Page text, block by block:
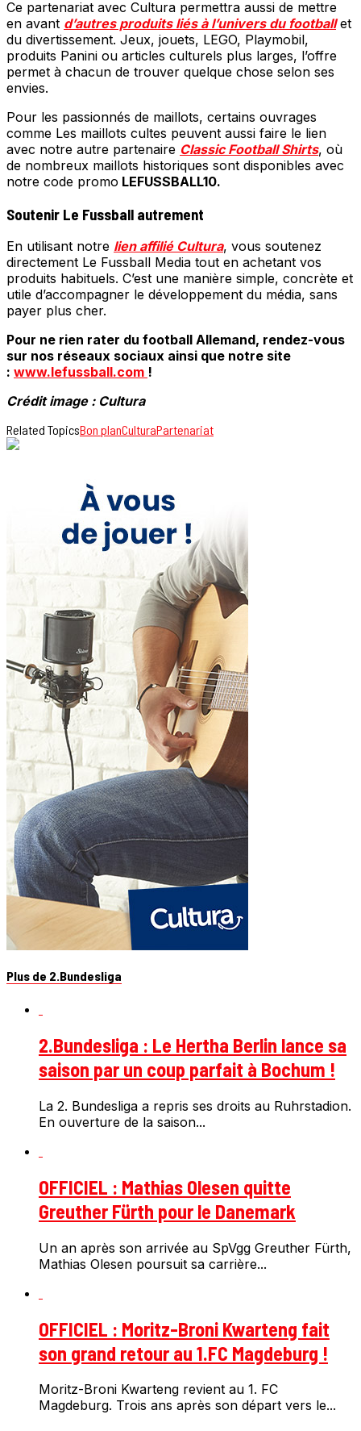
Ce partenariat avec Cultura permettra aussi de mettre
en avant d’autres produits liés à l’univers du footballet
du divertissement. Jeux, jouets, LEGO, Playmobil,
produits Panini ou articles culturels plus larges, l’offre
permet à chacun de trouver quelque chose selon ses
envies.
Pour les passionnés de maillots, certains ouvrages
comme Les maillots cultes peuvent aussi faire le lien
avec notre autre partenaire Classic Football Shirts, où
de nombreux maillots historiques sont disponibles avec
notre code promo LEFUSSBALL10.
Soutenir Le Fussball autrement
En utilisant notre lien affilié Cultura, vous soutenez
directement Le Fussball Media tout en achetant vos
produits habituels. C’est une manière simple, concrète et
utile d’accompagner le développement du média, sans
payer plus cher.
Pour ne rien rater du football Allemand, rendez-vous
sur nos réseaux sociaux ainsi que notre site
: www.lefussball.com !
Crédit image : Cultura
Related TopicsBon planCulturaPartenariat
Plus de 2.Bundesliga
2.Bundesliga : Le Hertha Berlin lance sa
saison par un coup parfait à Bochum !
La 2. Bundesliga a repris ses droits au Ruhrstadion.
En ouverture de la saison...
OFFICIEL : Mathias Olesen quitte
Greuther Fürth pour le Danemark
Un an après son arrivée au SpVgg Greuther Fürth,
Mathias Olesen poursuit sa carrière...
OFFICIEL : Moritz-Broni Kwarteng fait
son grand retour au 1.FC Magdeburg !
Moritz-Broni Kwarteng revient au 1. FC
Magdeburg. Trois ans après son départ vers le...